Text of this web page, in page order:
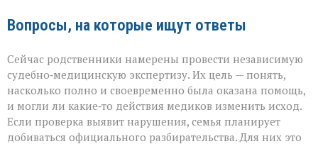
Вопросы, на которые ищут ответы
Сейчас родственники намерены провести независимую
судебно‑медицинскую экспертизу. Их цель — понять,
насколько полно и своевременно была оказана помощь,
и могли ли какие‑то действия медиков изменить исход.
Если проверка выявит нарушения, семья планирует
добиваться официального разбирательства. Для них это